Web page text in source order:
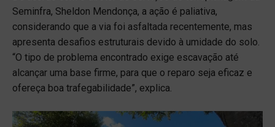
Seminfra, Sheldon Mendonça, a ação é paliativa,
considerando que a via foi asfaltada recentemente, mas
apresenta desafios estruturais devido à umidade do solo.
“O tipo de problema encontrado exige escavação até
alcançar uma base firme, para que o reparo seja eficaz e
ofereça boa trafegabilidade”, explica.